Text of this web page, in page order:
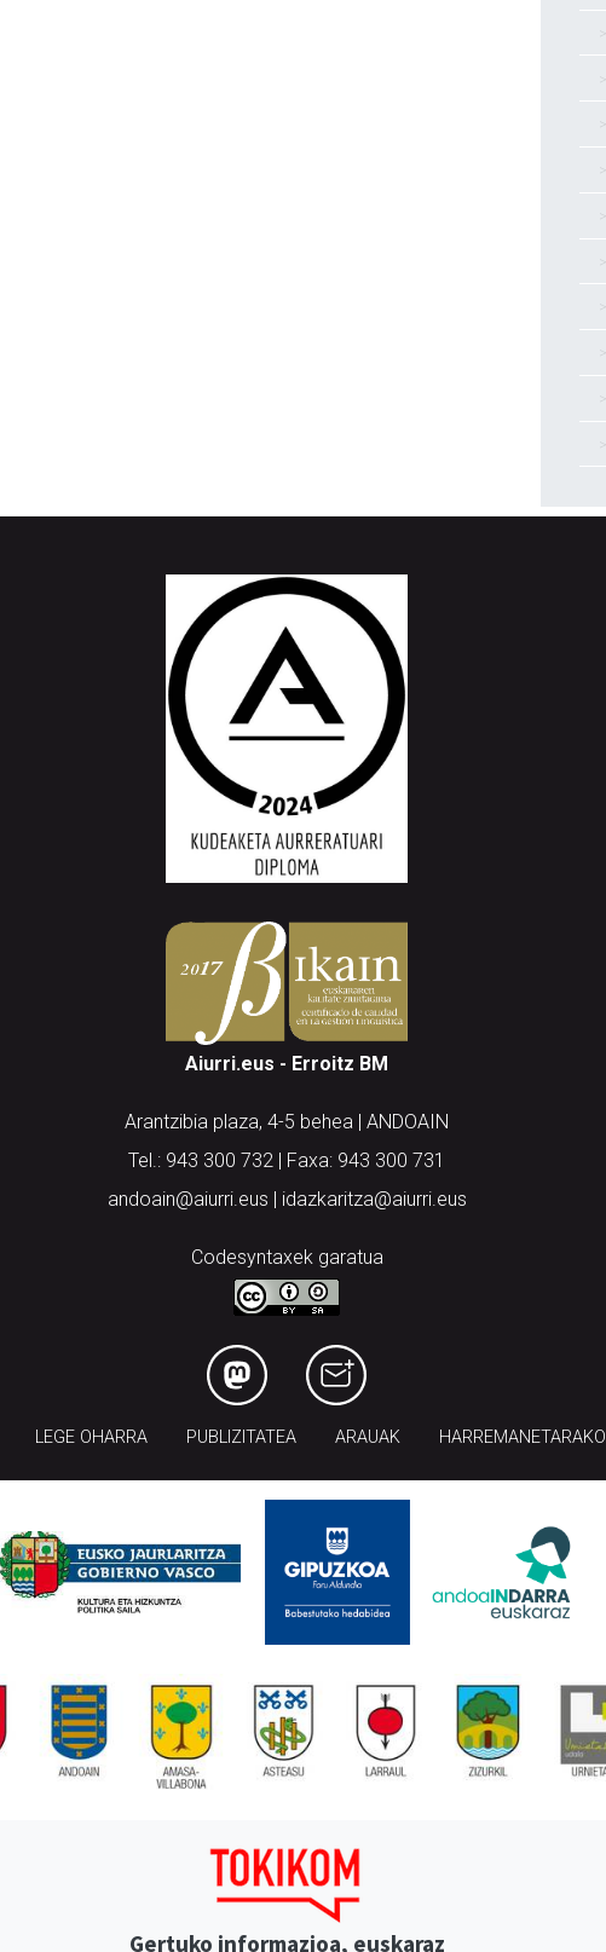
Aiurri.eus - Erroitz BM
Arantzibia plaza, 4-5 behea | ANDOAIN
Tel.: 943 300 732 | Faxa: 943 300 731
andoain@aiurri.eus | idazkaritza@aiurri.eus
Codesyntaxek garatua
LEGE OHARRA PUBLIZITATEA ARAUAK HARREMANETARAKO
Gertuko informazioa, euskaraz